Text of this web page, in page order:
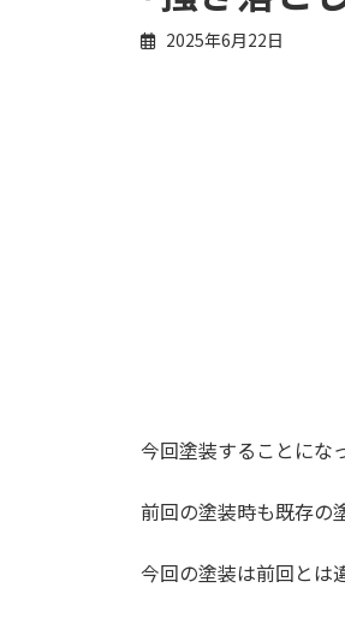
2025年6月22日
今回塗装することにな
前回の塗装時も既存の
今回の塗装は前回とは